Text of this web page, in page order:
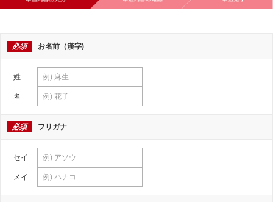
必須 お名前（漢字)
姓
名
必須 フリガナ
セイ
メイ